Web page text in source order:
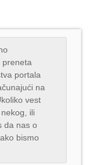
preneta
portala
na
vest
ili
da nas o
bismo